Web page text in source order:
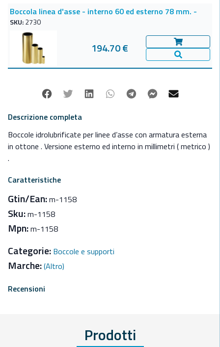
Boccola linea d'asse - interno 60 ed esterno 78 mm. -
SKU:2730
194.70 €
Aggiungi al
Vedi Dettagli
Facebook
Twitter LinkedinWhatsappTelegramFacebook
Descrizione completa
Boccole idrolubrificate per linee d’asse con armatura esterna
in ottone . Versione esterno ed interno in millimetri ( metrico )
.
Caratteristiche
Gtin/Ean:m-1158
Sku:m-1158
Mpn:m-1158
Categorie: Boccole e supporti
Marche:(Altro)
Recensioni
Prodotti